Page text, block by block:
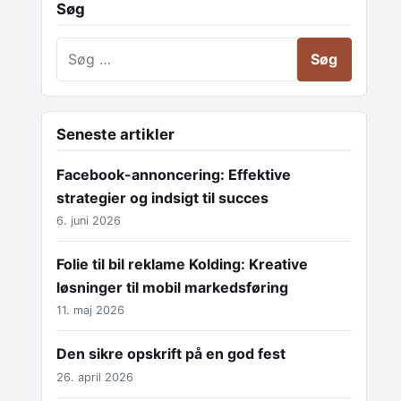
Søg
Seneste artikler
Facebook-annoncering: Effektive
strategier og indsigt til succes
6. juni 2026
Folie til bil reklame Kolding: Kreative
løsninger til mobil markedsføring
11. maj 2026
Den sikre opskrift på en god fest
26. april 2026